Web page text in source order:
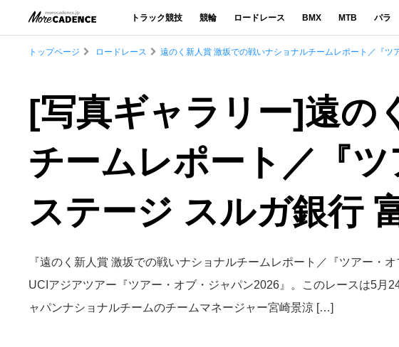
トラック競技 競輪 ロードレース BMX MTB パラ
トップページ ロードレース 遠のく新人賞 激坂での戦いナショナルチームレポート／『
[写真ギャラリー]遠の
チームレポート／『
ステージ スルガ銀行
『遠のく新人賞 激坂での戦いナショナルチームレポート／『ツアー・
UCIアジアツアー『ツアー・オブ・ジャパン2026』。このレースは5月
ャパンナショナルチームのチームマネージャー宮崎景涼 […]